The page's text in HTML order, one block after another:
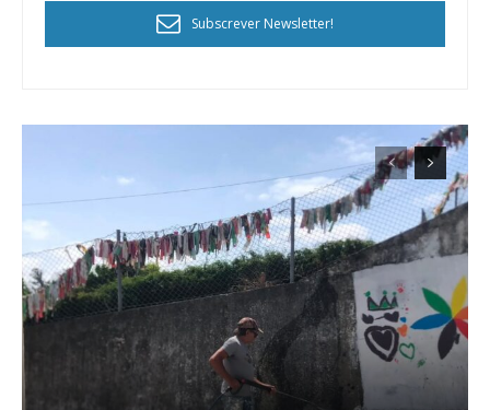
Ofertas para assinatura anual
ASSINATURA
DIGITAL ANUAL
16€
12 meses
Subscrever Newsletter!